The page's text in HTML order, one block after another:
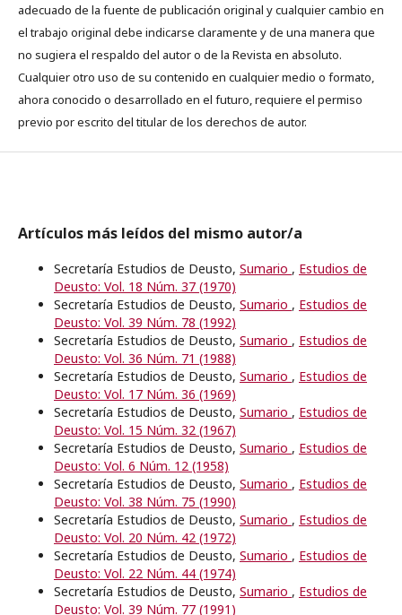
adecuado de la fuente de publicación original y cualquier cambio en
el trabajo original debe indicarse claramente y de una manera que
no sugiera el respaldo del autor o de la Revista en absoluto.
Cualquier otro uso de su contenido en cualquier medio o formato,
ahora conocido o desarrollado en el futuro, requiere el permiso
previo por escrito del titular de los derechos de autor.
Artículos más leídos del mismo autor/a
Secretaría Estudios de Deusto, Sumario , Estudios de
Deusto: Vol. 18 Núm. 37 (1970)
Secretaría Estudios de Deusto, Sumario , Estudios de
Deusto: Vol. 39 Núm. 78 (1992)
Secretaría Estudios de Deusto, Sumario , Estudios de
Deusto: Vol. 36 Núm. 71 (1988)
Secretaría Estudios de Deusto, Sumario , Estudios de
Deusto: Vol. 17 Núm. 36 (1969)
Secretaría Estudios de Deusto, Sumario , Estudios de
Deusto: Vol. 15 Núm. 32 (1967)
Secretaría Estudios de Deusto, Sumario , Estudios de
Deusto: Vol. 6 Núm. 12 (1958)
Secretaría Estudios de Deusto, Sumario , Estudios de
Deusto: Vol. 38 Núm. 75 (1990)
Secretaría Estudios de Deusto, Sumario , Estudios de
Deusto: Vol. 20 Núm. 42 (1972)
Secretaría Estudios de Deusto, Sumario , Estudios de
Deusto: Vol. 22 Núm. 44 (1974)
Secretaría Estudios de Deusto, Sumario , Estudios de
Deusto: Vol. 39 Núm. 77 (1991)